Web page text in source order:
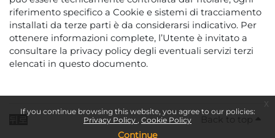
If you continue browsing this website, you agree to our policies:
Privacy Policy Cookie Policy
Continue
x
riferimento specifico a Cookie e sistemi di tracciamento
installati da terze parti è da considerarsi indicativo. Per
ottenere informazioni complete, l’Utente è invitato a
consultare la privacy policy degli eventuali servizi terzi
elencati in questo documento.
뒤로 Back to top